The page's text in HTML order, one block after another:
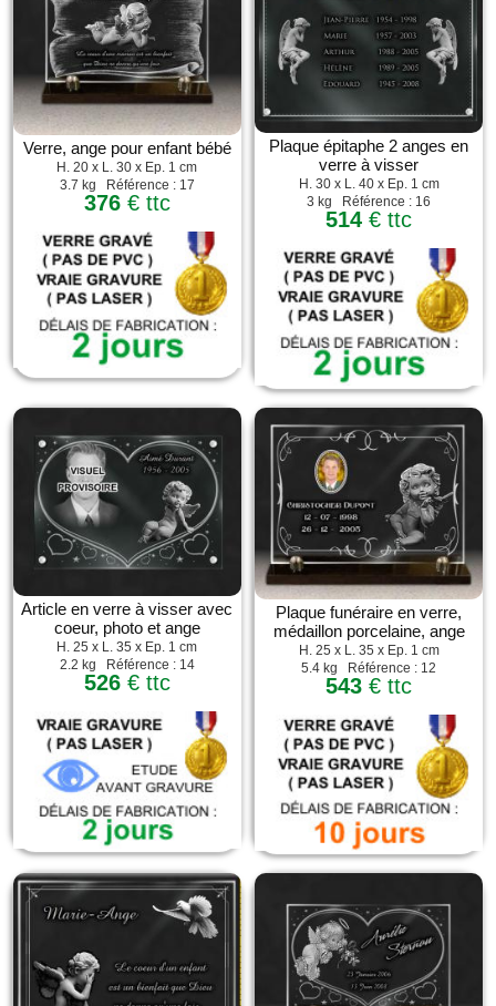
Verre, ange pour enfant bébé
H. 20 x L. 30 x Ep. 1 cm
3.7 kg Référence : 17
376€ ttc
Plaque épitaphe 2 anges en
verre à visser
H. 30 x L. 40 x Ep. 1 cm
3 kg Référence : 16
514 € ttc
Article en verre à visser avec
coeur, photo et ange
H. 25 x L. 35 x Ep. 1 cm
2.2 kg Référence : 14
526€ ttc
Plaque funéraire en verre,
médaillon porcelaine, ange
H. 25 x L. 35 x Ep. 1 cm
5.4 kg Référence : 12
543 € ttc